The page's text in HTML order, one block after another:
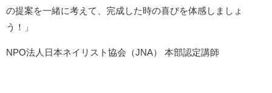
の提案を一緒に考えて、完成した時の喜びを体感しましょ
う！」
NPO法人日本ネイリスト協会（JNA） 本部認定講師